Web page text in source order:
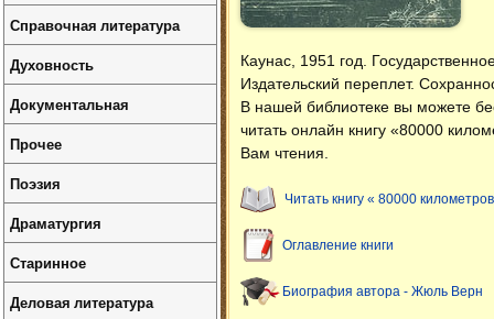
Каунас, 1951 год.
Издательский переплет.
В нашей библиотеке вы можете
читать онлайн книгу «80000
Вам чтения.
Читать книгу « 80000
Оглавление книги
Биография автора - Жюль Верн
Справочная литература
Духовность
Документальная
Прочее
Поэзия
Драматургия
Старинное
Деловая литература